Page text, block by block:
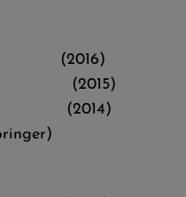
(2016)
9 (2015)
(2014)